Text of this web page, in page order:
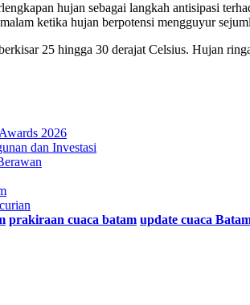
hujan sebagai langkah antisipasi
ketika hujan berpotensi mengguyur
25 hingga 30 derajat Celsius. Hujan
2026
dan Investasi
prakiraan cuaca batam update cuaca